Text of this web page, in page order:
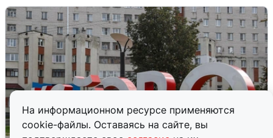
На информационном ресурсе применяются
cookie-файлы. Оставаясь на сайте, вы